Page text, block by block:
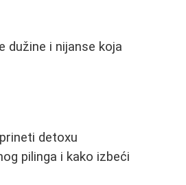
dužine i nijanse koja
detoxu
pilinga i kako izbeći